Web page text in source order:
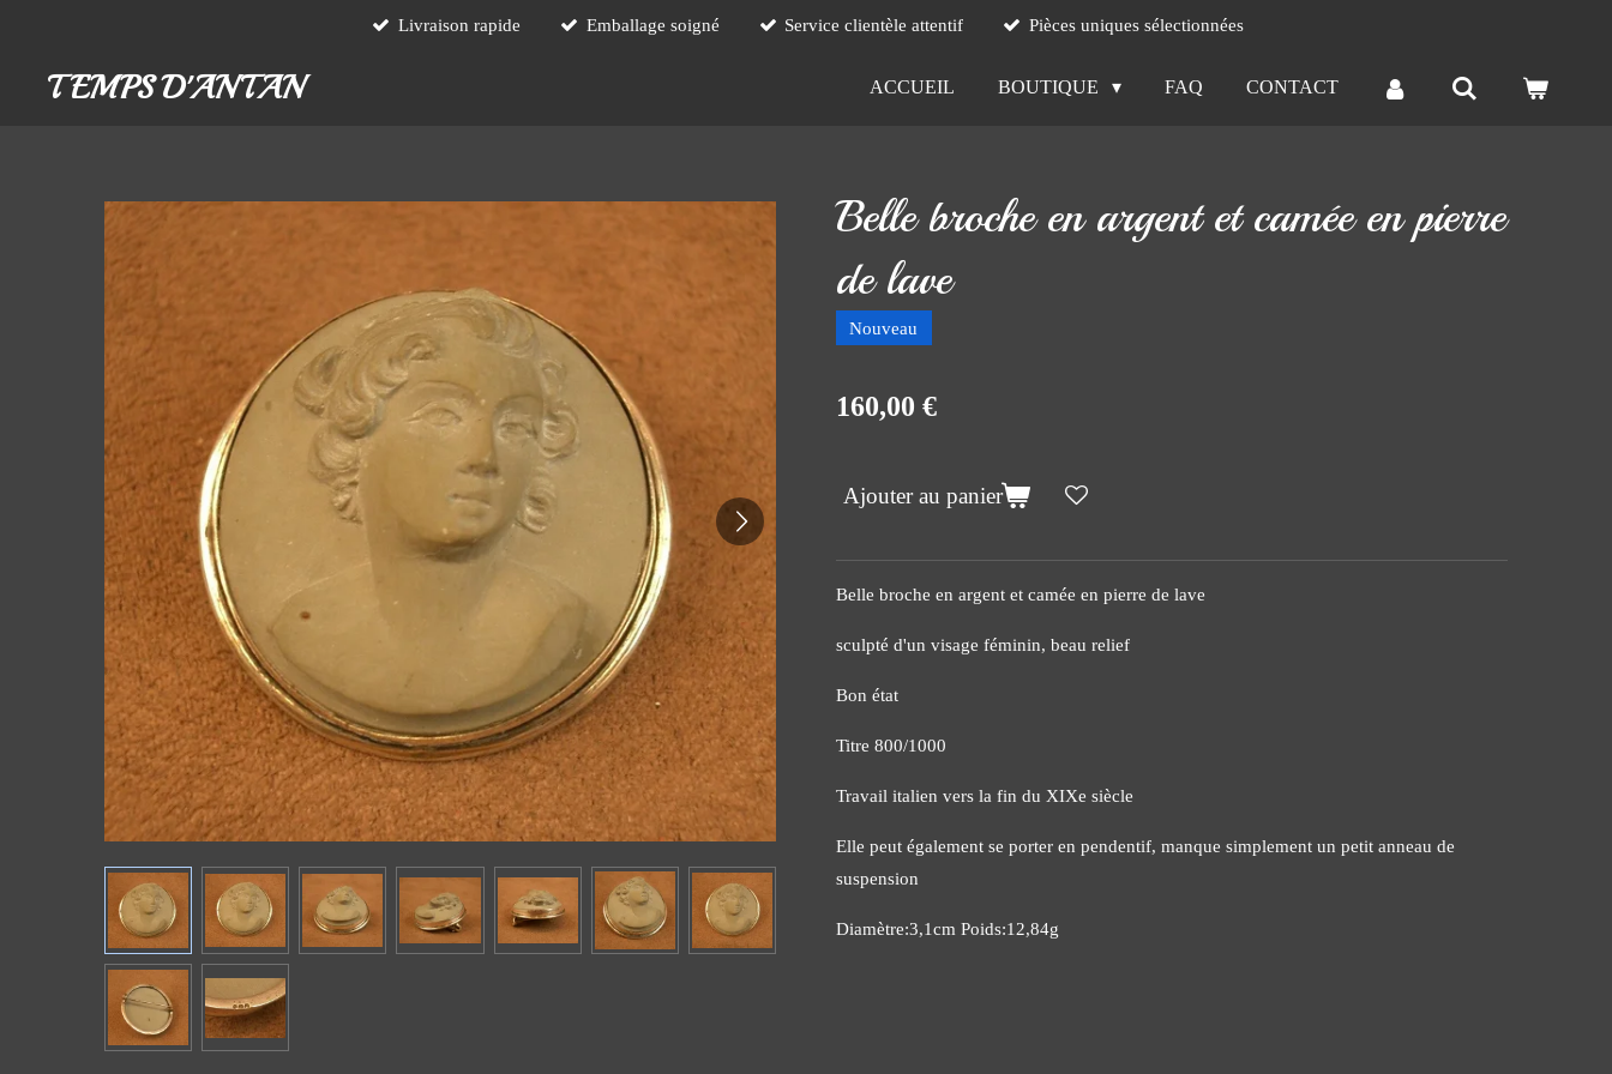
contenu
Livraison rapide Emballage soigné Service clientèle attentif Pièces uniques sélectionnées
TEMPS D'ANTAN ACCUEIL BOUTIQUE FAQ CONTACT
Belle broche en argent et camée en pierre
de lave
Nouveau
160,00 €
Ajouter au panier
Belle broche en argent et camée en pierre de lave
sculpté d'un visage féminin, beau relief
Bon état
Titre 800/1000
Travail italien vers la fin du XIXe siècle
Elle peut également se porter en pendentif, manque simplement un petit anneau de
suspension
Diamètre:3,1cm Poids:12,84g